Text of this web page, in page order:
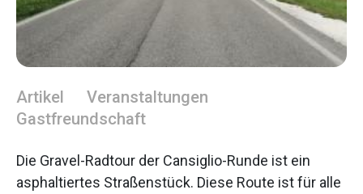
Artikel
Veranstaltungen
Gastfreundschaft
Die Gravel-Radtour der Cansiglio-Runde ist ein
asphaltiertes Straßenstück. Diese Route ist für alle